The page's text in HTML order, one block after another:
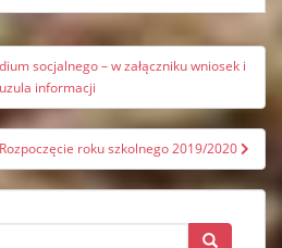
socjalnego – w załączniku wniosek i
informacji
Rozpoczęcie roku szkolnego 2019/2020